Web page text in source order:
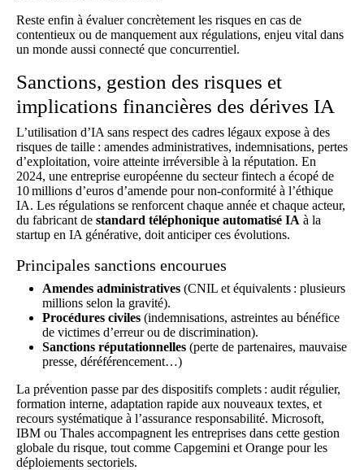
Reste enfin à évaluer concrètement les risques en cas de
contentieux ou de manquement aux régulations, enjeu vital dans
un monde aussi connecté que concurrentiel.
Sanctions, gestion des risques et
implications financières des dérives IA
L’utilisation d’IA sans respect des cadres légaux expose à des
risques de taille : amendes administratives, indemnisations, pertes
d’exploitation, voire atteinte irréversible à la réputation. En
2024, une entreprise européenne du secteur fintech a écopé de
10 millions d’euros d’amende pour non-conformité à l’éthique
IA. Les régulations se renforcent chaque année et chaque acteur,
du fabricant de standard téléphonique automatisé IA à la
startup en IA générative, doit anticiper ces évolutions.
Principales sanctions encourues
Amendes administratives (CNIL et équivalents : plusieurs
millions selon la gravité).
Procédures civiles (indemnisations, astreintes au bénéfice
de victimes d’erreur ou de discrimination).
Sanctions réputationnelles (perte de partenaires, mauvaise
presse, déréférencement…)
La prévention passe par des dispositifs complets : audit régulier,
formation interne, adaptation rapide aux nouveaux textes, et
recours systématique à l’assurance responsabilité. Microsoft,
IBM ou Thales accompagnent les entreprises dans cette gestion
globale du risque, tout comme Capgemini et Orange pour les
déploiements sectoriels.